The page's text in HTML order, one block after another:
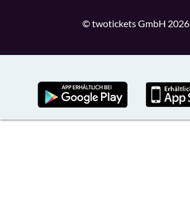
© twotickets GmbH 2026